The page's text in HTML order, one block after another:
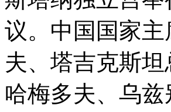
议。中国国家
夫、塔吉克斯
哈梅多夫、乌